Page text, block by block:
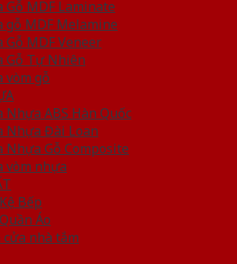
Gỗ MDF Laminate
gỗ MDF Melamine
Gỗ MDF Veneer
Gỗ Tự Nhiên
vòm gỗ
Nhựa ABS Hàn Quốc
Nhựa Đài Loan
Nhựa Gỗ Composite
vòm nhựa
Bếp
Áo
nhà tắm